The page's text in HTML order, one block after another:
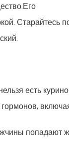
Старайтесь
есть
попадают